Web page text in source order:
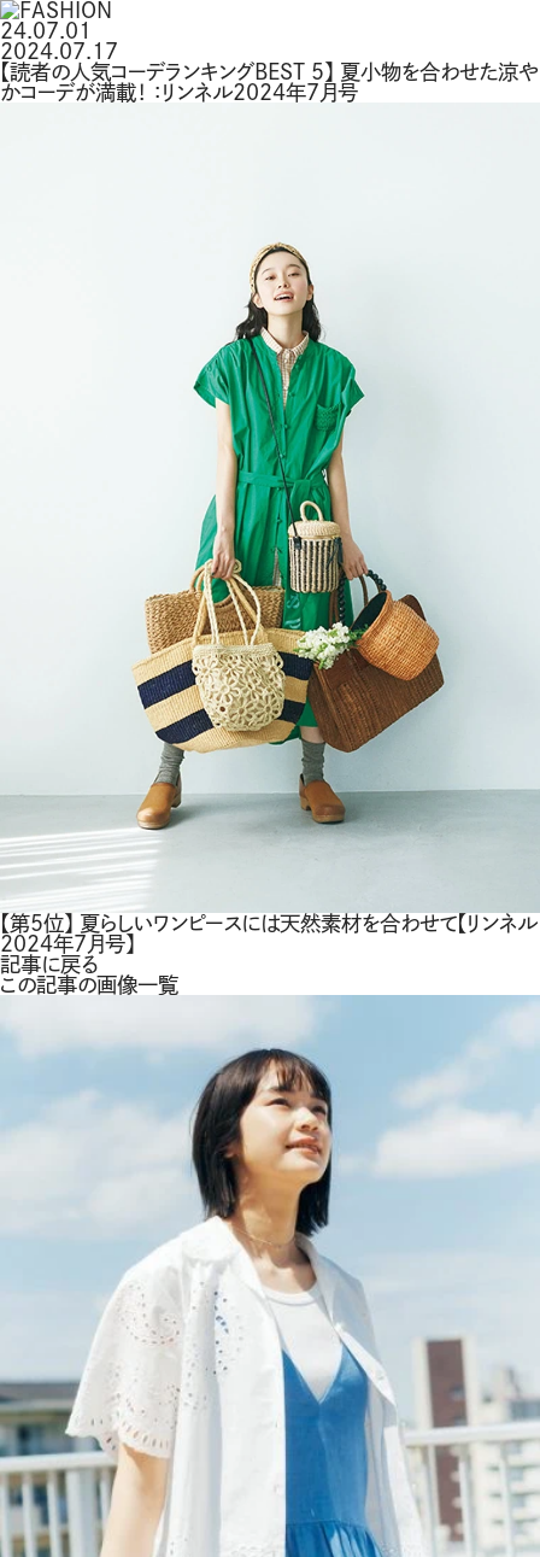
24.07.01
2024.07.17
【読者の人気コーデランキングBEST 5】 夏小物を合わせた涼や
かコーデが満載！ ：リンネル2024年7月号
【第5位】 夏らしいワンピースには天然素材を合わせて【リンネル
2024年7月号】
記事に戻る
この記事の画像一覧